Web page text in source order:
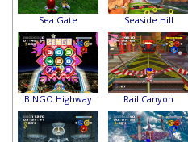
Sea Gate Seaside Hill
BINGO Highway Rail Canyon